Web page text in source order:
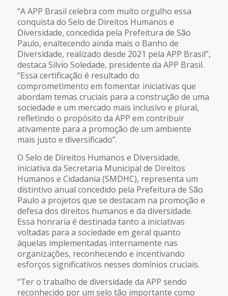
“A APP Brasil celebra com muito orgulho essa
conquista do Selo de Direitos Humanos e
Diversidade, concedida pela Prefeitura de São
Paulo, enaltecendo ainda mais o Banho de
Diversidade, realizado desde 2021 pela APP Brasil”,
destaca Silvio Soledade, presidente da APP Brasil.
“Essa certificação é resultado do
comprometimento em fomentar iniciativas que
abordam temas cruciais para a construção de uma
sociedade e um mercado mais inclusivo e plural,
refletindo o propósito da APP em contribuir
ativamente para a promoção de um ambiente
mais justo e diversificado”.
O Selo de Direitos Humanos e Diversidade,
iniciativa da Secretaria Municipal de Direitos
Humanos e Cidadania (SMDHC), representa um
distintivo anual concedido pela Prefeitura de São
Paulo a projetos que se destacam na promoção e
defesa dos direitos humanos e da diversidade.
Essa honraria é destinada tanto a iniciativas
voltadas para a sociedade em geral quanto
àquelas implementadas internamente nas
organizações, reconhecendo e incentivando
esforços significativos nesses domínios cruciais.
“Ter o trabalho de diversidade da APP sendo
reconhecido por um selo tão importante como